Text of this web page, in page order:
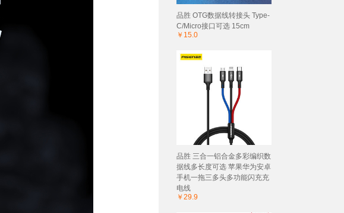
品胜 OTG数据线转接头 Type-
C/Micro接口可选 15cm
￥15.0
品胜 三合一铝合金多彩编织数
据线多长度可选 苹果华为安卓
手机一拖三多头多功能闪充充
电线
￥29.9